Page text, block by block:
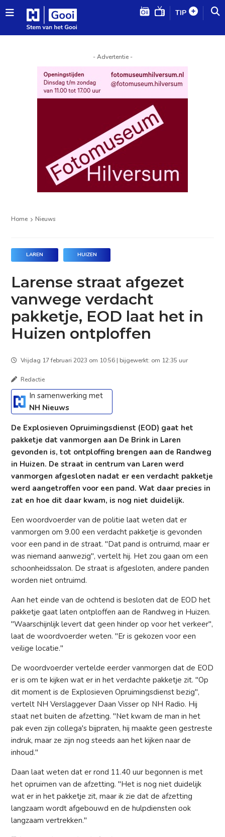
TIP
- Advertentie -
Home Nieuws
LAREN HUIZEN
Larense straat afgezet
vanwege verdacht
pakketje, EOD laat het in
Huizen ontploffen
Vrijdag 17 februari 2023 om 10:56 | bijgewerkt: om 12:35 uur
Redactie
In samenwerking met
NH Nieuws
De Explosieven Opruimingsdienst (EOD) gaat het
pakketje dat vanmorgen aan De Brink in Laren
gevonden is, tot ontploffing brengen aan de Randweg
in Huizen. De straat in centrum van Laren werd
vanmorgen afgesloten nadat er een verdacht pakketje
werd aangetroffen voor een pand. Wat daar precies in
zat en hoe dit daar kwam, is nog niet duidelijk.
Een woordvoerder van de politie laat weten dat er
vanmorgen om 9.00 een verdacht pakketje is gevonden
voor een pand in de straat. "Dat pand is ontruimd, maar er
was niemand aanwezig", vertelt hij. Het zou gaan om een
schoonheidssalon. De straat is afgesloten, andere panden
worden niet ontruimd.
Aan het einde van de ochtend is besloten dat de EOD het
pakketje gaat laten ontploffen aan de Randweg in Huizen.
"Waarschijnlijk levert dat geen hinder op voor het verkeer",
laat de woordvoerder weten. "Er is gekozen voor een
veilige locatie."
De woordvoerder vertelde eerder vanmorgen dat de EOD
er is om te kijken wat er in het verdachte pakketje zit. "Op
dit moment is de Explosieven Opruimingsdienst bezig",
vertelt NH Verslaggever Daan Visser op NH Radio. Hij
staat net buiten de afzetting. "Net kwam de man in het
pak even zijn collega's bijpraten, hij maakte geen gestreste
indruk, maar ze zijn nog steeds aan het kijken naar de
inhoud."
Daan laat weten dat er rond 11.40 uur begonnen is met
het opruimen van de afzetting. "Het is nog niet duidelijk
wat er in het pakketje zit, maar ik zie dat de afzetting
langzaam wordt afgebouwd en de hulpdiensten ook
langzaam vertrekken."